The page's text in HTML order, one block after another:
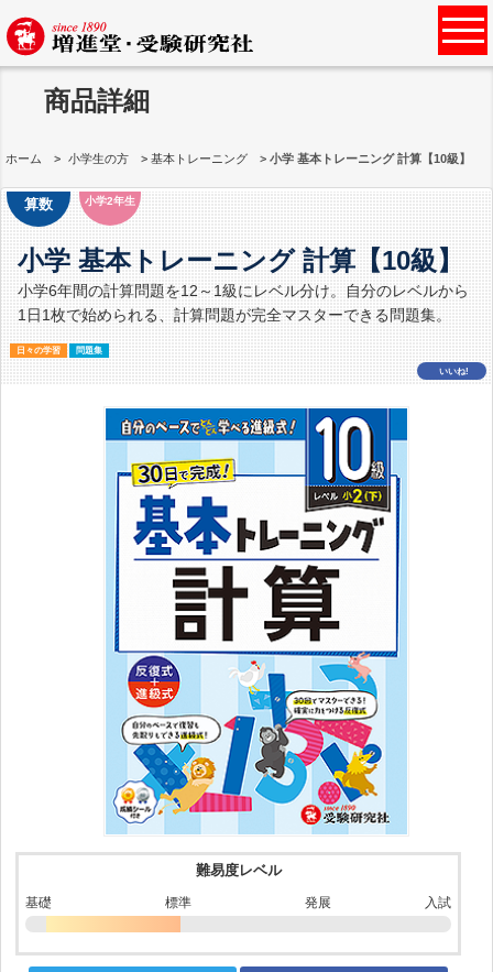
商品詳細
ホーム 小学生の方 基本トレーニング 小学 基本トレーニング 計算【10級】
算数 小学2年生
小学 基本トレーニング 計算【10級】
小学6年間の計算問題を12～1級にレベル分け。自分のレベルから
1日1枚で始められる、計算問題が完全マスターできる問題集。
日々の学習 問題集
いいね!
難易度レベル
基礎 標準 発展 入試